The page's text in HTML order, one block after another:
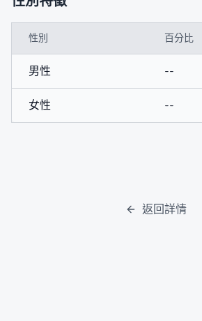
性別 百分比
男性 --
女性 --
返回詳情